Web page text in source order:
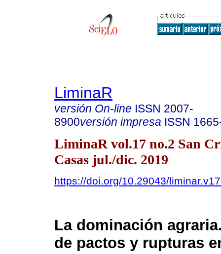
LiminaR
versión On-line ISSN 2007-
8900versión impresa ISSN
LiminaR vol.17 no.2 San
Casas jul./dic. 2019
https://doi.org/10.29043/
La dominación
de pactos y rupturas